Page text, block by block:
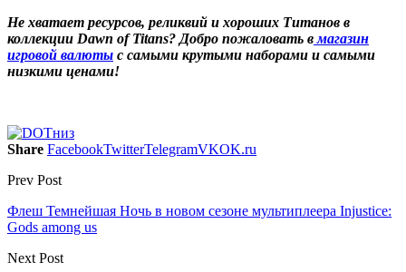
Не хватает ресурсов, реликвий и хороших Титанов в
коллекции Dawn ofTitans? Добро пожаловать вмагазин
игровой валюты с самыми крутыми наборами и самыми
низкими ценами!
Share FacebookTwitterTelegramVKOK.ru
Prev Post
Флеш Темнейшая Ночь в новом сезоне мультиплеера Injustice:
Gods among us
Next Post